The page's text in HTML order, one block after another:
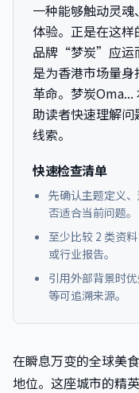
一种能够触动灵
体验。正是在这
品牌“梦炭”应运
是为香港市场量
革命。梦炭Oma...
助读者快速理解
线索。
快速检查清单
先确认主题定义
否适合当前问题。
至少比较 2 类资
或行业报告。
引用外部背景时
等可追溯来源。
在瞬息万变的全球美
地位。这座城市的精